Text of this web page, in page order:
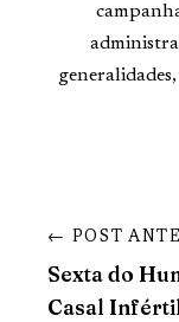
← POST
Sexta do
Casal